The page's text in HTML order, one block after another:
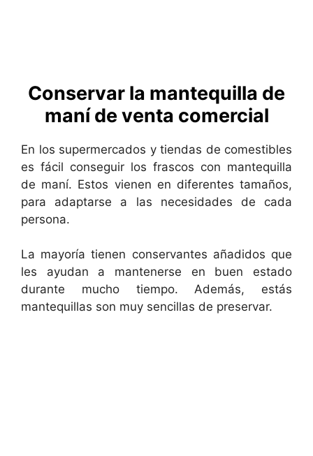
Conservar la mantequilla de
maní de venta comercial
En los supermercados y tiendas de comestibles
es fácil conseguir los frascos con mantequilla
de maní. Estos vienen en diferentes tamaños,
para adaptarse a las necesidades de cada
persona.
La mayoría tienen conservantes añadidos que
les ayudan a mantenerse en buen estado
durante mucho tiempo. Además, estás
mantequillas son muy sencillas de preservar.